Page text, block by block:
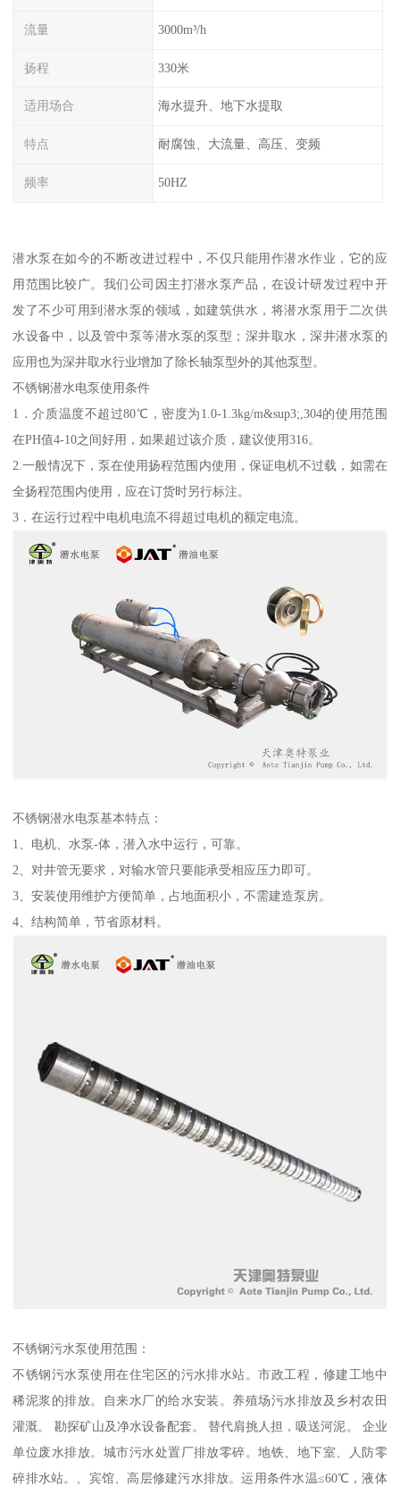
流量 3000m³/h
扬程 330米
适用场合 海水提升、地下水提取
特点 耐腐蚀、大流量、高压、变频
频率 50HZ
潜水泵在如今的不断改进过程中，不仅只能用作潜水作业，它的应
用范围比较广。我们公司因主打潜水泵产品，在设计研发过程中开
发了不少可用到潜水泵的领域，如建筑供水，将潜水泵用于二次供
水设备中，以及管中泵等潜水泵的泵型；深井取水，深井潜水泵的
应用也为深井取水行业增加了除长轴泵型外的其他泵型。
不锈钢潜水电泵使用条件
1．介质温度不超过80℃，密度为1.0-1.3kg/m&sup3;,304的使用范围
在PH值4-10之间好用，如果超过该介质，建议使用316。
2.一般情况下，泵在使用扬程范围内使用，保证电机不过载，如需在
全扬程范围内使用，应在订货时另行标注。
3．在运行过程中电机电流不得超过电机的额定电流。
不锈钢潜水电泵基本特点：
1、电机、水泵-体，潜入水中运行，可靠。
2、对井管无要求，对输水管只要能承受相应压力即可。
3、安装使用维护方便简单，占地面积小，不需建造泵房。
4、结构简单，节省原材料。
不锈钢污水泵使用范围：
不锈钢污水泵使用在住宅区的污水排水站。市政工程，修建工地中
稀泥浆的排放。自来水厂的给水安装。养殖场污水排放及乡村农田
灌溉。 勘探矿山及净水设备配套。 替代肩挑人担，吸送河泥。 企业
单位废水排放。城市污水处置厂排放零碎。地铁、地下室、人防零
碎排水站。、宾馆、高层修建污水排放。运用条件水温≤60℃，液体